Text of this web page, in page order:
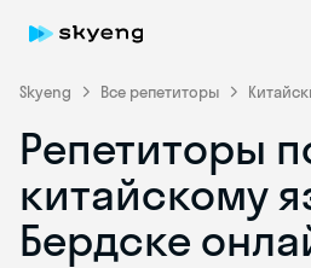
Skyeng Все репетиторы
Репетиторы
китайскому
Бердске